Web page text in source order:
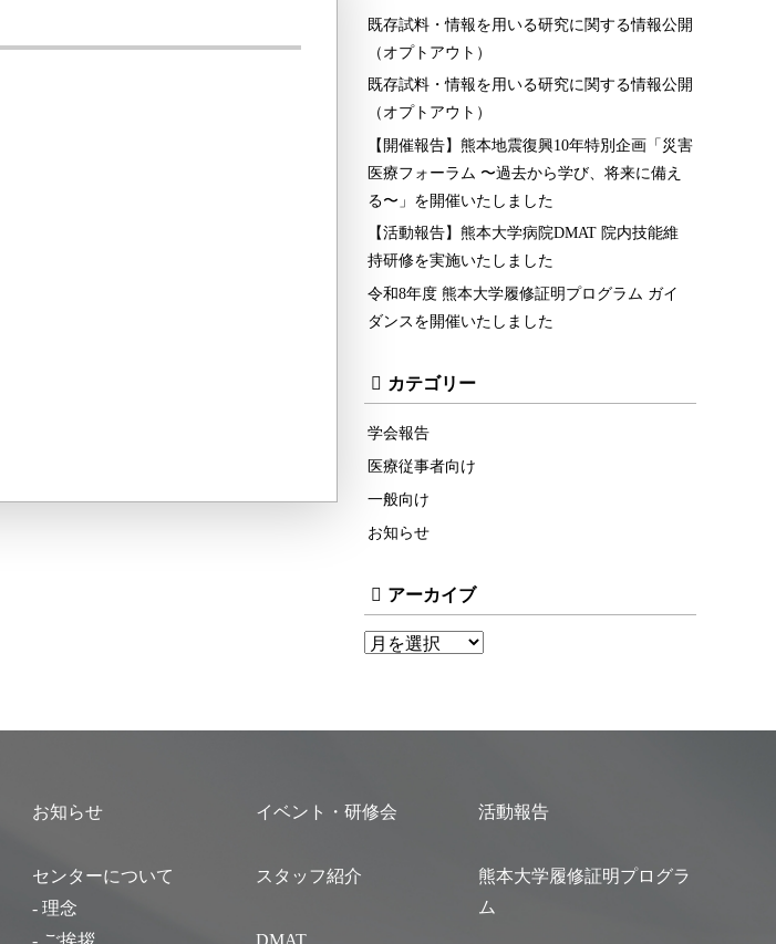
既存試料・情報を用いる研究に関する情報公開
（オプトアウト）
既存試料・情報を用いる研究に関する情報公開
（オプトアウト）
【開催報告】熊本地震復興10年特別企画「災害
医療フォーラム 〜過去から学び、将来に備え
る〜」を開催いたしました
【活動報告】熊本大学病院DMAT 院内技能維
持研修を実施いたしました
令和8年度 熊本大学履修証明プログラム ガイ
ダンスを開催いたしました
カテゴリー
学会報告
医療従事者向け
一般向け
お知らせ
アーカイブ
お知らせ
センターについて
- 理念
- ご挨拶
イベント・研修会
スタッフ紹介
DMAT
活動報告
熊本大学履修証明プログラ
ム